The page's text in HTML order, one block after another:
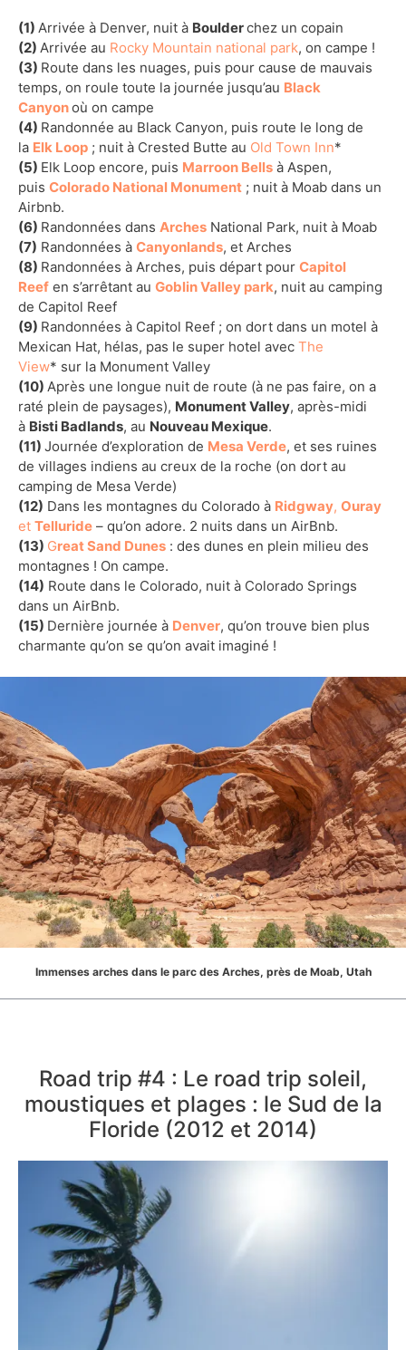
(1) Arrivée à Denver, nuit à Boulderchez un copain
(2) Arrivée au Rocky Mountain national park, on campe !
(3) Route dans les nuages, puis pour cause de mauvais
temps, on roule toute la journée jusqu’au Black
Canyonoù on campe
(4) Randonnée au Black Canyon, puis route le long de
la Elk Loop ; nuit à Crested Butte au Old Town Inn*
(5) Elk Loop encore, puis Marroon Bells à Aspen,
puis Colorado National Monument ; nuit à Moab dans un
Airbnb.
(6) Randonnées dans Arches National Park, nuit à Moab
(7) Randonnées à Canyonlands, et Arches
(8) Randonnées à Arches, puis départ pour Capitol
Reef en s’arrêtant au Goblin Valley park, nuit au camping
de Capitol Reef
(9) Randonnées à Capitol Reef ; on dort dans un motel à
Mexican Hat, hélas, pas le super hotel avec The
View* sur la Monument Valley
(10) Après une longue nuit de route (à ne pas faire, on a
raté plein de paysages), Monument Valley, après-midi
à Bisti Badlands, au Nouveau Mexique.
(11) Journée d’exploration de Mesa Verde, et ses ruines
de villages indiens au creux de la roche (on dort au
camping de Mesa Verde)
(12) Dans les montagnes du Colorado à Ridgway, Ouray
et Telluride – qu’on adore. 2 nuits dans un AirBnb.
(13) Great Sand Dunes : des dunes en plein milieu des
montagnes ! On campe.
(14) Route dans le Colorado, nuit à Colorado Springs
dans un AirBnb.
(15) Dernière journée à Denver, qu’on trouve bien plus
charmante qu’on se qu’on avait imaginé !
Immenses arches dans le parc des Arches, près de Moab, Utah
Road trip #4 : Le road trip soleil,
moustiques et plages : le Sud de la
Floride (2012 et 2014)